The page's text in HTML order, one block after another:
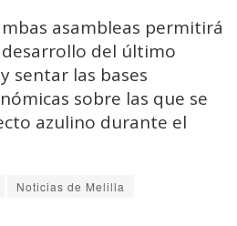
asambleas permitirá
del último
sentar las bases
sobre las que se
azulino durante el
Noticias de Melilla